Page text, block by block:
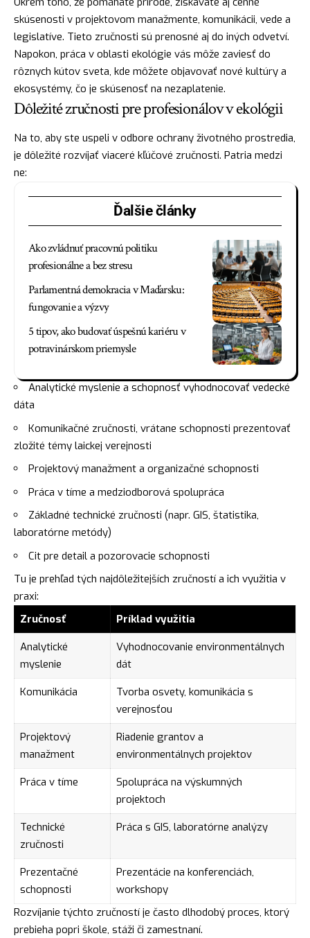
skúsenosti v projektovom manažmente, komunikácii, vede a
legislatíve. Tieto zručnosti sú prenosné aj do iných odvetví.
Napokon, práca v oblasti ekológie vás môže zaviesť do
rôznych kútov sveta, kde môžete objavovať nové kultúry a
ekosystémy, čo je skúsenosť na nezaplatenie.
Dôležité zručnosti pre profesionálov v ekológii
Na to, aby ste uspeli v odbore ochrany životného prostredia,
je dôležité rozvíjať viaceré kľúčové zručnosti. Patria medzi
ne:
Ďalšie články
Ako zvládnuť pracovnú politiku
profesionálne a bez stresu
Parlamentná demokracia v Maďarsku:
fungovanie a výzvy
5 tipov, ako budovať úspešnú kariéru v
potravinárskom priemysle
Analytické myslenie a schopnosť vyhodnocovať vedecké
dáta
Komunikačné zručnosti, vrátane schopnosti prezentovať
zložité témy laickej verejnosti
Projektový manažment a organizačné schopnosti
Práca v tíme a medziodborová spolupráca
Základné technické zručnosti (napr. GIS, štatistika,
laboratórne metódy)
Cit pre detail a pozorovacie schopnosti
Tu je prehľad tých najdôležitejších zručností a ich využitia v
praxi:
Zručnosť
Príklad využitia
Analytické
myslenie
Vyhodnocovanie environmentálnych
dát
Komunikácia
Tvorba osvety, komunikácia s
verejnosťou
Projektový
manažment
Riadenie grantov a
environmentálnych projektov
Práca v tíme
Spolupráca na výskumných
projektoch
Technické
zručnosti
Práca s GIS, laboratórne analýzy
Prezentačné
schopnosti
Prezentácie na konferenciách,
workshopy
Rozvíjanie týchto zručností je často dlhodobý proces, ktorý
prebieha popri škole, stáži či zamestnaní.